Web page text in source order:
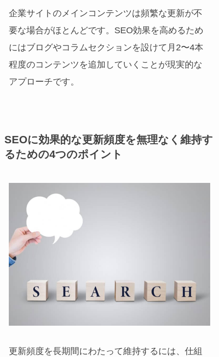
企業サイトのメインコンテンツは頻繁な更新が不
要な場合がほとんどです。SEO効果を高めるため
にはブログやコラムセクションを設けて月2〜4本
程度のコンテンツを追加していくことが現実的な
アプローチです。
SEOに効果的な更新頻度を無理なく維持す
るための4つのポイント
更新頻度を長期間にわたって維持するには、仕組